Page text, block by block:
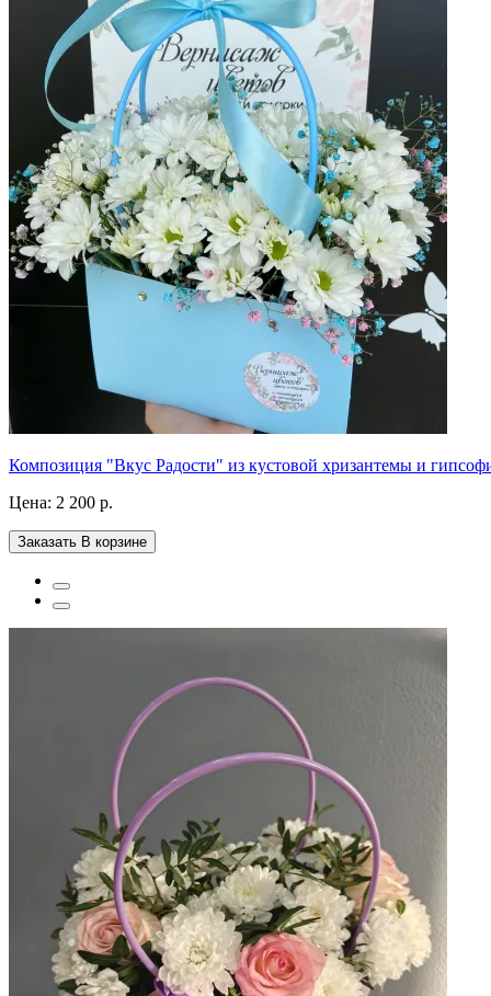
Композиция "Вкус Радости" из кустовой хризантемы и
Цена: 2 200 р.
Заказать В корзине